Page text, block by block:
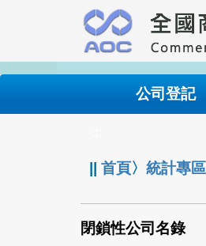
要
內
公司登記
||首頁〉統計專區
閉鎖性公司名錄